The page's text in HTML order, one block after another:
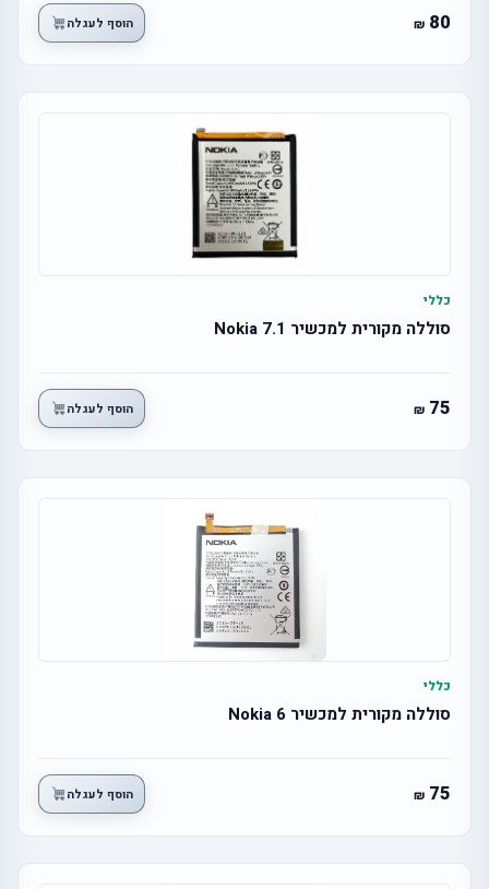
80 הוסף לעגלה
כללי
סוללה מקורית למכשיר Nokia 7.1
75 הוסף לעגלה
כללי
סוללה מקורית למכשיר Nokia 6
75 הוסף לעגלה